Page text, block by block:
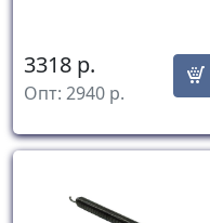
3318 р.
Опт: 2940 р.